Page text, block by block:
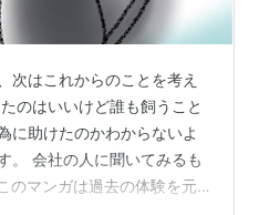
次はこれからのことを考え
のはいいけど誰も飼うこと
に助けたのかわからないよ
。 会社の人に聞いてみるも
マンガは過去の体験を元